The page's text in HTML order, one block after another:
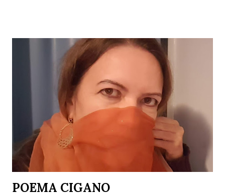
desumano que humano ser? Luciana G. Rugani 2/9/2022
POEMA CIGANO